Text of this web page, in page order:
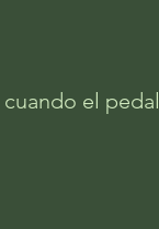
el pedal